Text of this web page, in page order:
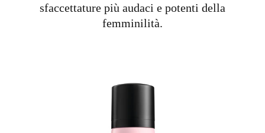
sfaccettature più audaci e potenti della
femminilità.